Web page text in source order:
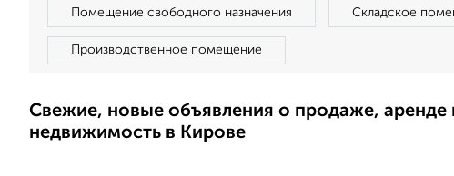
Помещение свободного назначения Складское
Производственное помещение
Свежие, новые объявления о продаже,
недвижимость в Кирове